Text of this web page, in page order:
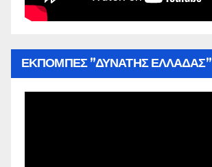
ΕΚΠΟΜΠΕΣ ”ΔΥΝΑΤΗΣ ΕΛΛΑΔΑΣ”